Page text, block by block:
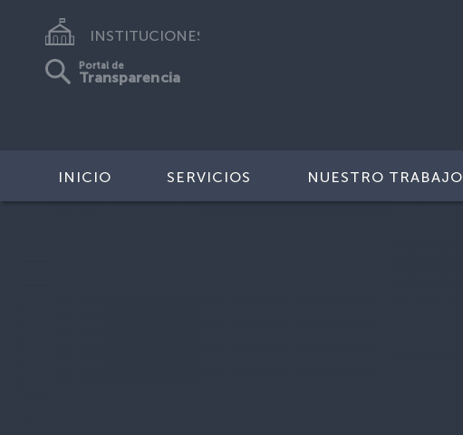
INSTITUCIONES
Portal de
Transparencia
INICIO SERVICIOS NUESTRO TRABAJO